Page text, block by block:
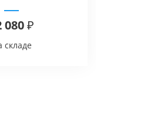
080 ₽
складе